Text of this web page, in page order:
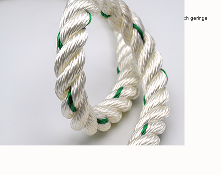
Drei- oder vierschäftiges Qualitätsseil mit
hervorragenden Allroundeigenschaften.
Maximale Leistung zum kleinen Preis.
Hochfestes, witterungsbeständiges und langlebiges Fasertauwerke, das sich durch geringe
Dehnung, hohe Abriebfestigkeit und exzellente UV-Stabilität auszeichnet.